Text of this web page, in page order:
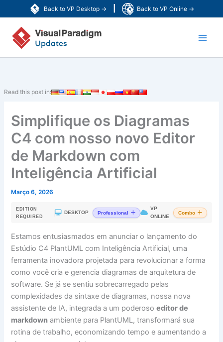
Back to VP Desktop → Back to VP Online →
to
content
Read this post in:
Simplifique os Diagramas
C4 com nosso novo Editor
de Markdown com
Inteligência Artificial
Março 6, 2026
EDITION
REQUIRED
DESKTOP Professional
VP
ONLINE
Combo
Estamos entusiasmados em anunciar o lançamento do
Estúdio C4 PlantUML com Inteligência Artificial, uma
ferramenta inovadora projetada para revolucionar a forma
como você cria e gerencia diagramas de arquitetura de
software. Se já se sentiu sobrecarregado pelas
complexidades da sintaxe de diagramas, nossa nova
assistente de IA, integrada a um poderosoeditor de
markdown ambiente para PlantUML, transformará sua
rotina de trabalho, economizando tempo e aumentando a